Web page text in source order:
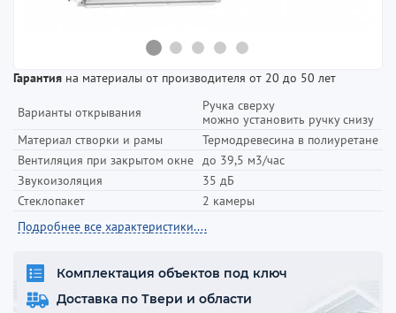
Гарантия на материалы от производителя от 20 до 50 лет
Варианты открывания
Ручка сверху
можно установить ручку снизу
Материал створки и рамы
Термодревесина в полиуретане
Вентиляция при закрытом окне до 39,5 м3/час
Звукоизоляция
35 дБ
Стеклопакет
2 камеры
Подробнее все характеристики....
Комплектация объектов под ключ
Доставка по Твери и области